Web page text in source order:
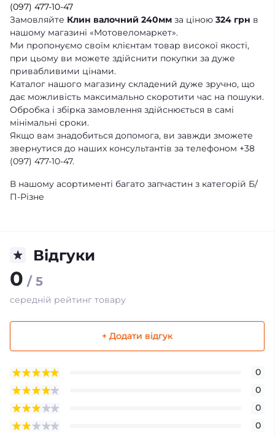
(097) 477-10-47
Замовляйте Клин валочний 240мм за ціною 324 грн в
нашому магазині «Мотовеломаркет».
Ми пропонуємо своїм клієнтам товар високої якості,
при цьому ви можете здійснити покупки за дуже
привабливими цінами.
Каталог нашого магазину складений дуже зручно, що
дає можливість максимально скоротити час на пошуки.
Обробка і збірка замовлення здійснюється в самі
мінімальні сроки.
Якщо вам знадобиться допомога, ви завжди зможете
звернутися до наших консультантів за телефоном +38
(097) 477-10-47.
В нашому асортименті багато запчастин з категорій Б/
П-Різне
Відгуки
0 / 5
середній рейтинг товару
+ Додати відгук
0
0
0
0